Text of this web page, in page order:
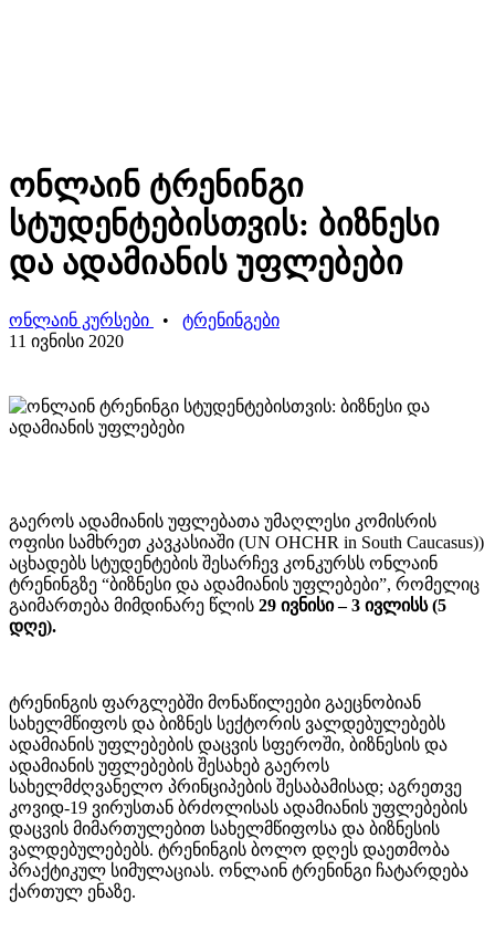
ონლაინ ტრენინგი
სტუდენტებისთვის: ბიზნესი
და ადამიანის უფლებები
ონლაინ კურსები • ტრენინგები
11 ივნისი 2020
გაეროს ადამიანის უფლებათა უმაღლესი კომისრის
ოფისი სამხრეთ კავკასიაში (UN OHCHR in South Caucasus))
აცხადებს სტუდენტების შესარჩევ კონკურსს ონლაინ
ტრენინგზე “ბიზნესი და ადამიანის უფლებები”, რომელიც
გაიმართება მიმდინარე წლის 29 ივნისი – 3 ივლისს (5
დღე).
ტრენინგის ფარგლებში მონაწილეები გაეცნობიან
სახელმწიფოს და ბიზნეს სექტორის ვალდებულებებს
ადამიანის უფლებების დაცვის სფეროში, ბიზნესის და
ადამიანის უფლებების შესახებ გაეროს
სახელმძღვანელო პრინციპების შესაბამისად; აგრეთვე
კოვიდ-19 ვირუსთან ბრძოლისას ადამიანის უფლებების
დაცვის მიმართულებით სახელმწიფოსა და ბიზნესის
ვალდებულებებს. ტრენინგის ბოლო დღეს დაეთმობა
პრაქტიკულ სიმულაციას. ონლაინ ტრენინგი ჩატარდება
ქართულ ენაზე.